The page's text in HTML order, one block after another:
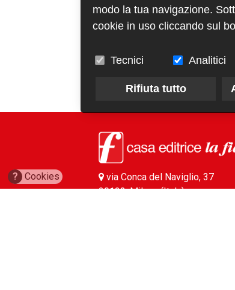
via Conca del Naviglio, 37
20123, Milano (Italy)
? Cookies
modo la tua navigazione.
cookie in uso cliccando sul
Tecnici Analitici
Rifiuta tutto